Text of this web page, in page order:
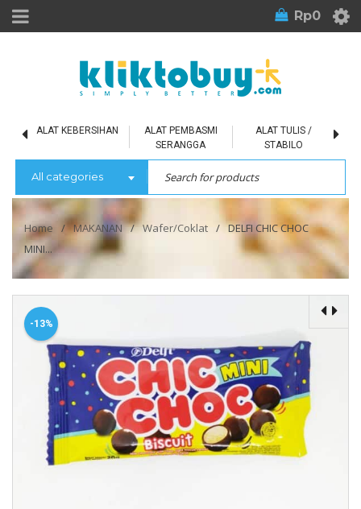
Rp0
ALAT KEBERSIHAN
ALAT PEMBASMI
SERANGGA
ALAT TULIS /
STABILO
All categories
Home / MAKANAN / Wafer/Coklat / DELFI CHIC CHOC
MINI...
-13%